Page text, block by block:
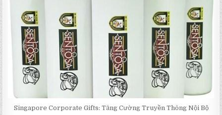
Singapore Corporate Gifts: Tăng Cường Truyền Thông Nội Bộ